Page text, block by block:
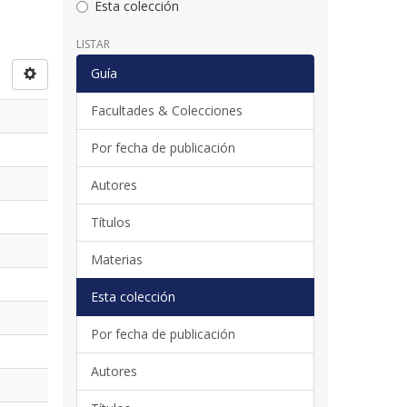
Esta colección
LISTAR
Guía
Facultades & Colecciones
Por fecha de publicación
Autores
Títulos
Materias
Esta colección
Por fecha de publicación
Autores